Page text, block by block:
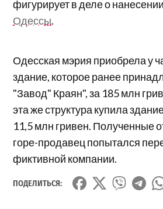
фигурирует в деле о
Одессы.
Одесская мэрия приобрела у
здание, которое ранее
"Завод" Краян", за 185 млн
эта же структура купила
11,5 млн гривен. Полученные
горе-продавец попытался
фиктивной компании.
ПОДЕЛИТЬСЯ: